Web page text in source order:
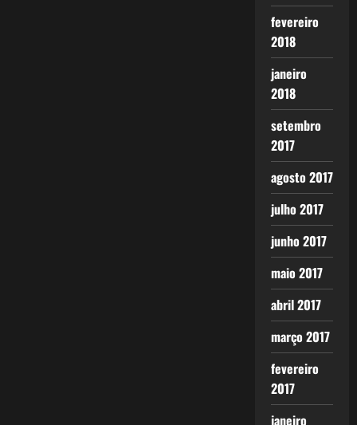
fevereiro
2018
janeiro
2018
setembro
2017
agosto 2017
julho 2017
junho 2017
maio 2017
abril 2017
março 2017
fevereiro
2017
janeiro